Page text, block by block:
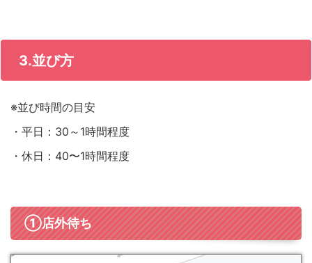
3.並び方
※並び時間の目安
・平日：30～1時間程度
・休日：40〜1時間程度
①店外待ち